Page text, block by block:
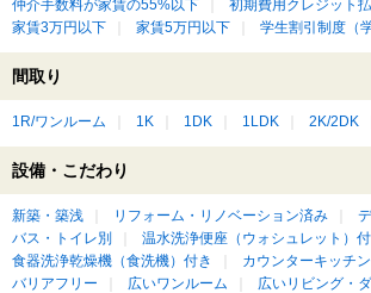
仲介手数料が家賃の55%以下
初期費用クレジット
家賃3万円以下
家賃5万円以下 学生割引制度（
間取り
1R/ワンルーム 1K 1DK 1LDK 2K/2DK
設備・こだわり
新築・築浅 リフォーム・リノベーション済み
バス・トイレ別
温水洗浄便座（ウォシュレット）付
食器洗浄乾燥機（食洗機）付き
カウンターキッチ
バリアフリー
広いワンルーム
広いリビング・